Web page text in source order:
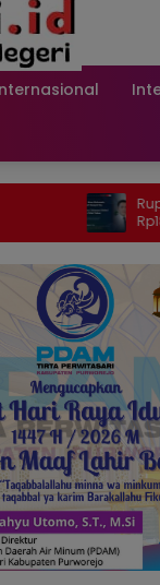
Rupiah Kian
Rp18.100:
Domesti